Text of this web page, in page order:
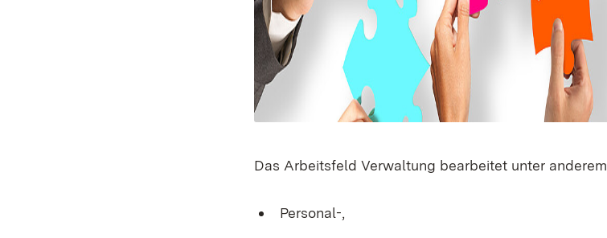
Das Arbeitsfeld Verwaltung bearbeitet unter anderem
Personal-,